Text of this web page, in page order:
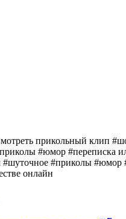
прикольный клип
#юмор #переписка
#приколы #юмор
онлайн